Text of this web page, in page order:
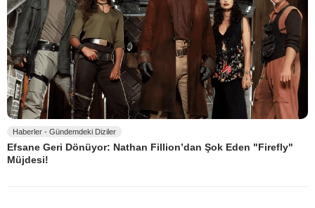
Haberler - Gündemdeki Diziler
Efsane Geri Dönüyor: Nathan Fillion’dan Şok Eden "Firefly"
Müjdesi!